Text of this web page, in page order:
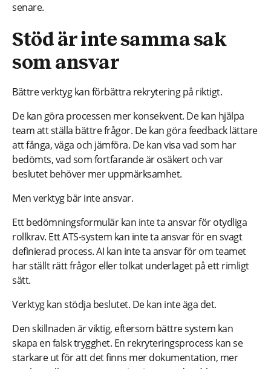
senare.
Stöd är inte samma sak
som ansvar
Bättre verktyg kan förbättra rekrytering på riktigt.
De kan göra processen mer konsekvent. De kan hjälpa
team att ställa bättre frågor. De kan göra feedback lättare
att fånga, väga och jämföra. De kan visa vad som har
bedömts, vad som fortfarande är osäkert och var
beslutet behöver mer uppmärksamhet.
Men verktyg bär inte ansvar.
Ett bedömningsformulär kan inte ta ansvar för otydliga
rollkrav. Ett ATS-system kan inte ta ansvar för en svagt
definierad process. AI kan inte ta ansvar för om teamet
har ställt rätt frågor eller tolkat underlaget på ett rimligt
sätt.
Verktyg kan stödja beslutet. De kan inte äga det.
Den skillnaden är viktig, eftersom bättre system kan
skapa en falsk trygghet. En rekryteringsprocess kan se
starkare ut för att det finns mer dokumentation, mer